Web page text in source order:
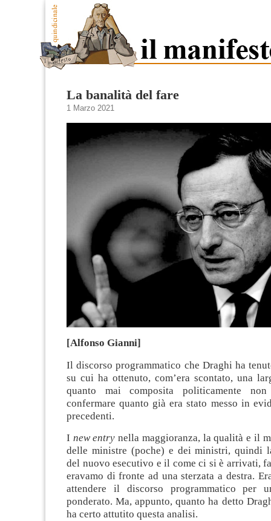
La banalità del fare
1 Marzo 2021
[Alfonso Gianni]
Il discorso programmatico che Draghi ha
su cui ha ottenuto, com’era scontato, una
quanto mai composita politicamente
confermare quanto già era stato messo in
precedenti.
I new entrynella maggioranza, la qualità e il
delle ministre (poche) e dei ministri, quindi
del nuovo esecutivo e il come ci si è arrivati,
eravamo di fronte ad una sterzata a destra.
attendere il discorso programmatico per
ponderato. Ma, appunto, quanto ha detto
ha certo attutito questa analisi.